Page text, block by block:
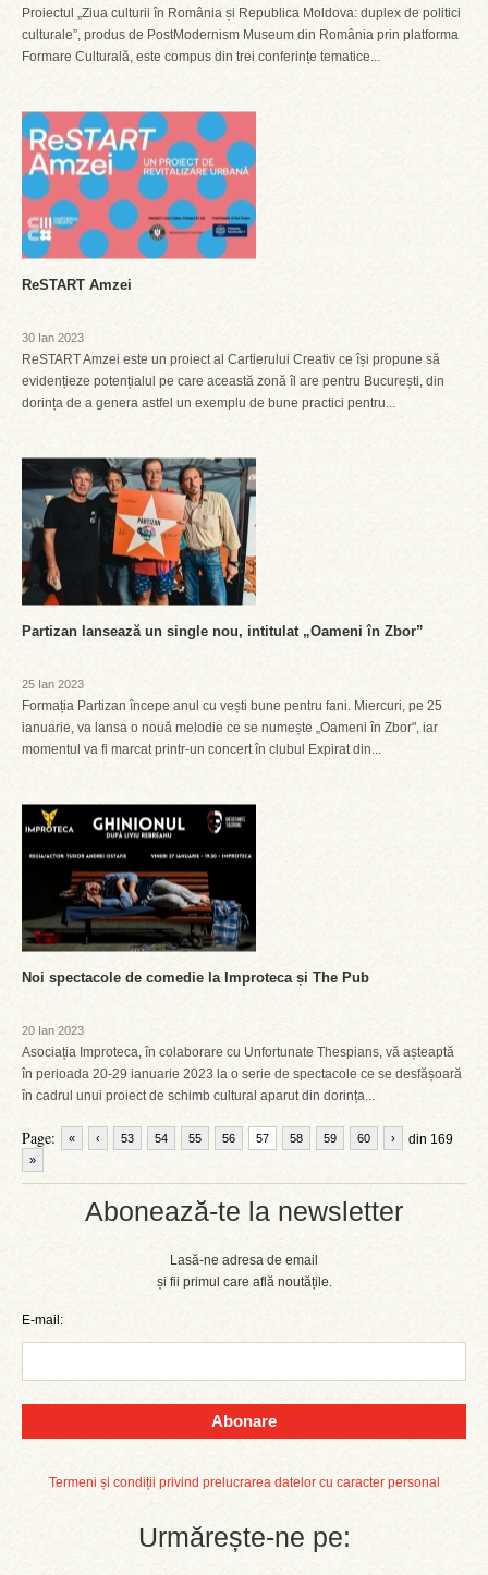
Abonează-te la newsletter
Lasă-ne adresa de email
și fii primul care află noutățile.
E-mail:
Abonare
Termeni și condiții privind prelucrarea datelor cu caracter personal
Urmărește-ne pe:
Proiectul „Ziua culturii în România și Republica Moldova: duplex de politici
culturale”, produs de PostModernism Museum din România prin platforma
Formare Culturală, este compus din trei conferințe tematice...
ReSTART Amzei
30 Ian 2023
ReSTART Amzei este un proiect al Cartierului Creativ ce își propune să
evidențieze potențialul pe care această zonă îl are pentru București, din
dorința de a genera astfel un exemplu de bune practici pentru...
Partizan lansează un single nou, intitulat „Oameni în Zbor”
25 Ian 2023
Formația Partizan începe anul cu vești bune pentru fani. Miercuri, pe 25
ianuarie, va lansa o nouă melodie ce se numește „Oameni în Zbor", iar
momentul va fi marcat printr-un concert în clubul Expirat din...
Noi spectacole de comedie la Improteca și The Pub
20 Ian 2023
Asociația Improteca, în colaborare cu Unfortunate Thespians, vă așteaptă
în perioada 20-29 ianuarie 2023 la o serie de spectacole ce se desfășoară
în cadrul unui proiect de schimb cultural aparut din dorința...
Page: « ‹ 53 54 55 56 57 58 59 60 din 169
›
»